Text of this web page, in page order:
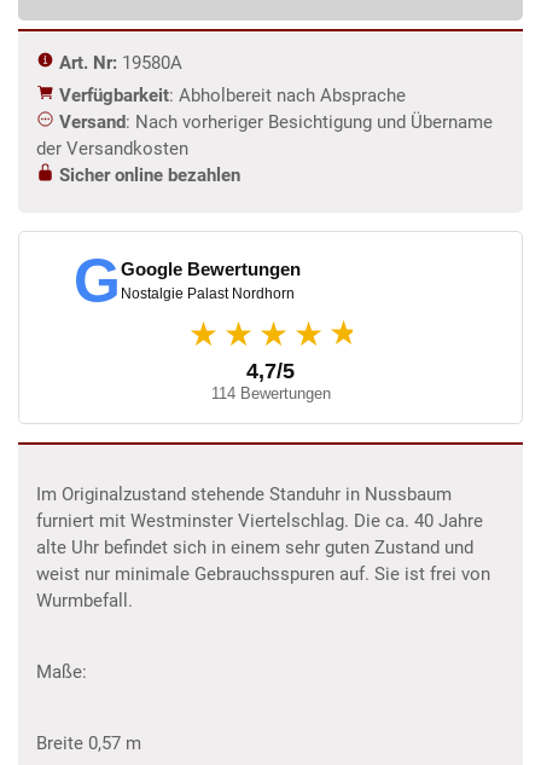
Art. Nr: 19580A
Verfügbarkeit: Abholbereit nach Absprache
Versand: Nach vorheriger Besichtigung und Übername
der Versandkosten
Sicher online bezahlen
GGoogle Bewertungen
Nostalgie Palast Nordhorn
★★★★ ★
4,7/5
114 Bewertungen
Im Originalzustand stehende Standuhr in Nussbaum
furniert mit Westminster Viertelschlag. Die ca. 40 Jahre
alte Uhr befindet sich in einem sehr guten Zustand und
weist nur minimale Gebrauchsspuren auf. Sie ist frei von
Wurmbefall.
Maße:
Breite 0,57 m